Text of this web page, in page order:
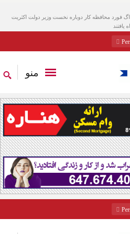
فورد محافظه کار دوباره نخست وزیر دولت اکثریت
منو